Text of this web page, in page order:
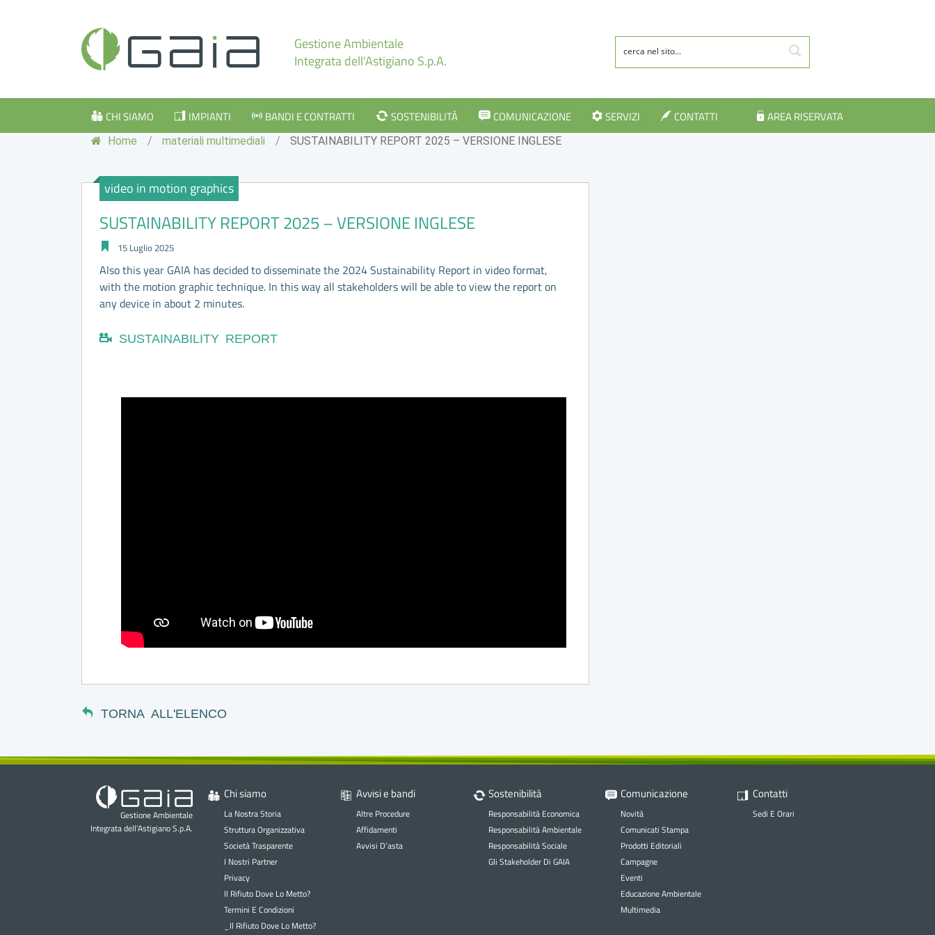
Gestione Ambientale
Integrata dell'Astigiano S.p.A.
CHI SIAMO IMPIANTI BANDI E CONTRATTI SOSTENIBILITÀ COMUNICAZIONE SERVIZI CONTATTI AREA RISERVATA
Home / materiali multimediali / SUSTAINABILITY REPORT 2025 – VERSIONE INGLESE
video in motion graphics
SUSTAINABILITY REPORT 2025 – VERSIONE INGLESE
15 Luglio 2025
Also this year GAIA has decided to disseminate the 2024 Sustainability Report in video format,
with the motion graphic technique. In this way all stakeholders will be able to view the report on
any device in about 2 minutes.
SUSTAINABILITY REPORT
TORNA ALL'ELENCO
Gestione Ambientale
Integrata dell'Astigiano S.p.A.
Chi siamo
La Nostra Storia
Struttura Organizzativa
Società Trasparente
I Nostri Partner
Privacy
Il Rifiuto Dove Lo Metto?
Termini E Condizioni
_Il Rifiuto Dove Lo Metto?
Avvisi e bandi
Altre Procedure
Affidamenti
Avvisi D’asta
Sostenibilità
Responsabilità Economica
Responsabilità Ambientale
Responsabilità Sociale
Gli Stakeholder Di GAIA
Comunicazione
Novità
Comunicati Stampa
Prodotti Editoriali
Campagne
Eventi
Educazione Ambientale
Multimedia
Contatti
Sedi E Orari